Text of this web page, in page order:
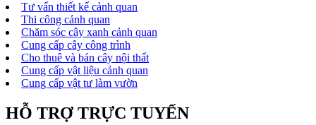
Tư vấn thiết kế cảnh quan
Thi công cảnh quan
Chăm sóc cây xanh cảnh quan
Cung cấp cây công trình
Cho thuê và bán cây nội thất
Cung cấp vật liệu cảnh quan
Cung cấp vật tư làm vườn
HỖ TRỢ TRỰC TUYẾN